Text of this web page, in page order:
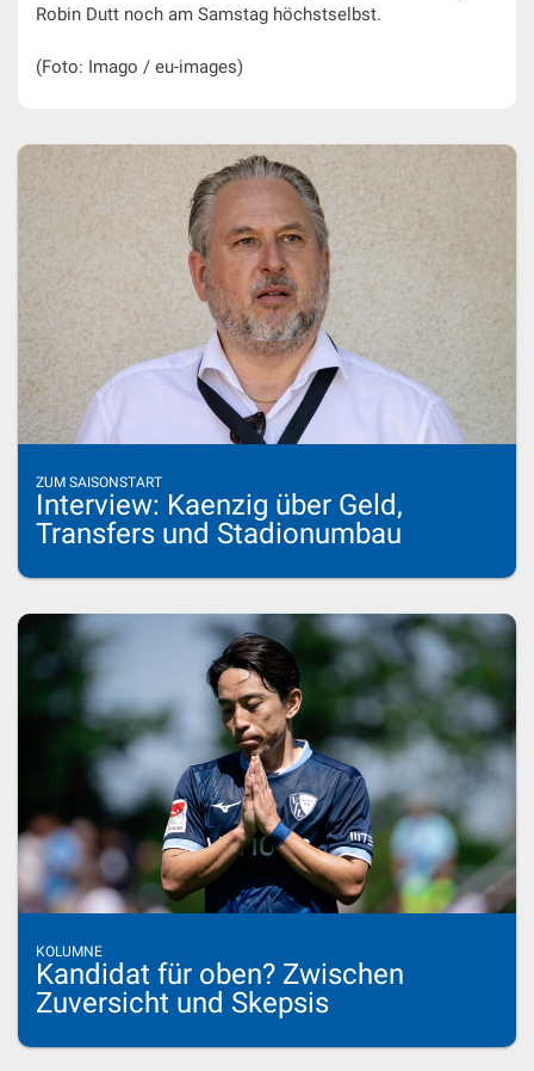
Robin Dutt noch am Samstag höchstselbst.
(Foto: Imago / eu-images)
ZUM SAISONSTART
Interview: Kaenzig über Geld,
Transfers und Stadionumbau
KOLUMNE
Kandidat für oben? Zwischen
Zuversicht und Skepsis